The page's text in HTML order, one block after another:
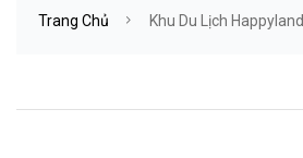
Trang Chủ Khu Du Lịch Happyland